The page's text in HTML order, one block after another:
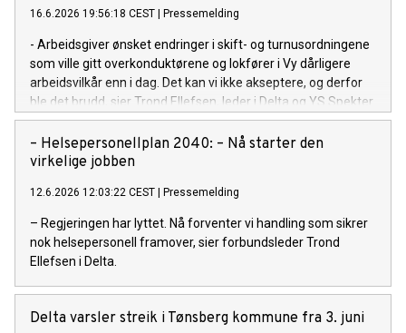
16.6.2026 19:56:18 CEST Pressemelding
- Arbeidsgiver ønsket endringer i skift- og turnusordningene
som ville gitt overkonduktørene og lokfører i Vy dårligere
arbeidsvilkår enn i dag. Det kan vi ikke akseptere, og derfor
ble det brudd, sier Trond Ellefsen, leder i Delta og YS Spekter.
– Helsepersonellplan 2040: – Nå starter den
virkelige jobben
12.6.2026 12:03:22 CEST Pressemelding
– Regjeringen har lyttet. Nå forventer vi handling som sikrer
nok helsepersonell framover, sier forbundsleder Trond
Ellefsen i Delta.
Delta varsler streik i Tønsberg kommune fra 3. juni